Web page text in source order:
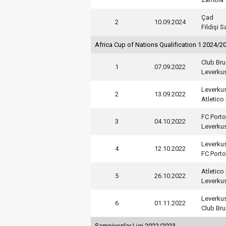
2 10.09.2024
Çad
Fildişi
Africa Cup of Nations Qualification 1 2024/
1 07.09.2022
Club
2 13.09.2022
Atletico
3 04.10.2022
FC Porto
4 12.10.2022
FC Porto
5 26.10.2022
Atletico
6 01.11.2022
Club